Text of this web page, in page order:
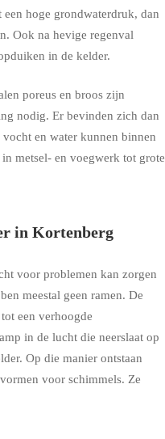
hoge grondwaterdruk, dan
Ook na hevige regenval
in de kelder.
poreus en broos zijn
nodig. Er bevinden zich dan
en water kunnen binnen
metsel- en voegwerk tot grote
in Kortenberg
voor problemen kan zorgen
meestal geen ramen. De
een verhoogde
in de lucht die neerslaat op
Op die manier ontstaan
voor schimmels. Ze